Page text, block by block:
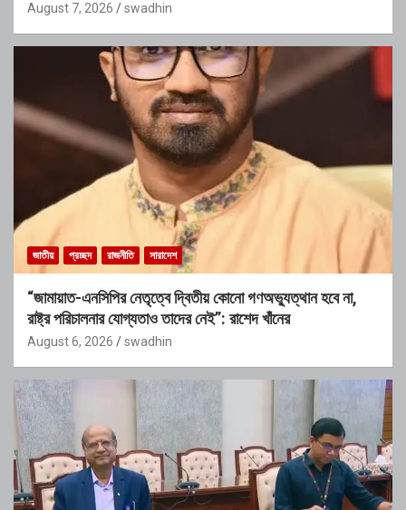
August 7, 2026 swadhin
জাতীয় প্রচ্ছদ রাজনীতি সারাদেশ
“জামায়াত-এনসিপির নেতৃত্বে দ্বিতীয় কোনো গণঅভ্যুত্থান হবে না,
রাষ্ট্র পরিচালনার যোগ্যতাও তাদের নেই”: রাশেদ খাঁনের
August 6, 2026 swadhin